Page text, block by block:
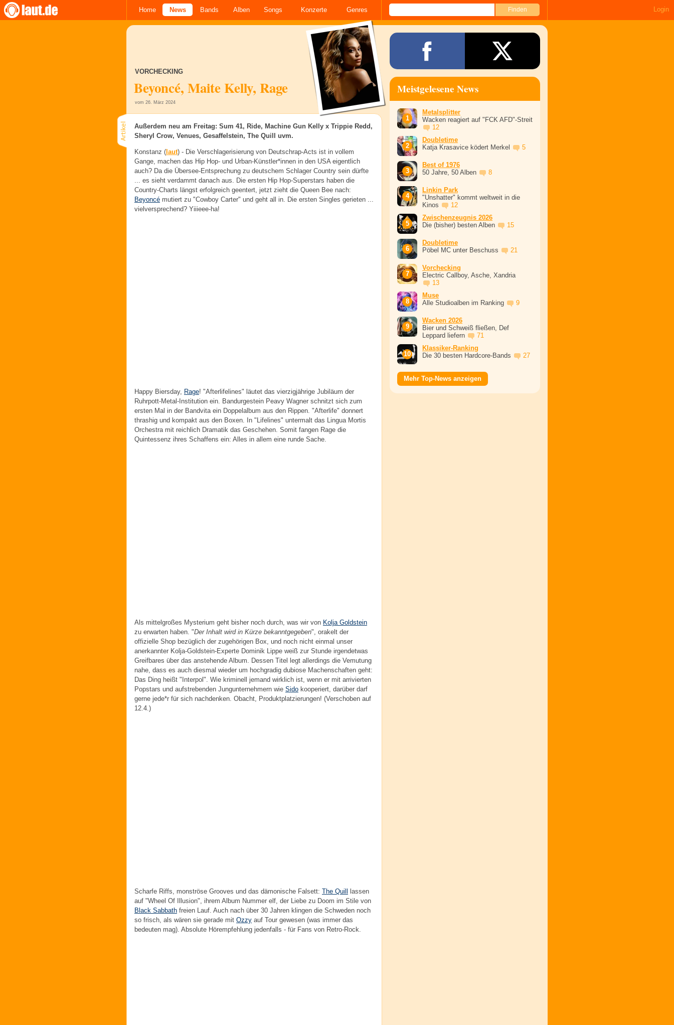
Home News Bands Alben Songs Konzerte Genres Login
VORCHECKING
Beyoncé, Maite Kelly, Rage
vom 26. März 2024
Außerdem neu am Freitag: Sum 41, Ride, Machine Gun Kelly x Trippie Redd,
Sheryl Crow, Venues, Gesaffelstein, The Quill uvm.
Konstanz ( laut) - Die Verschlagerisierung von Deutschrap-Acts ist in vollem
Gange, machen das Hip Hop- und Urban-Künstler*innen in den USA eigentlich
auch? Da die Übersee-Entsprechung zu deutschem Schlager Country sein dürfte
... es sieht verdammt danach aus. Die ersten Hip Hop-Superstars haben die
Country-Charts längst erfolgreich geentert, jetzt zieht die Queen Bee nach:
Beyoncé mutiert zu "Cowboy Carter" und geht all in. Die ersten Singles gerieten ...
vielversprechend? Yiiieee-ha!
Happy Biersday, Rage! "Afterlifelines" läutet das vierzigjährige Jubiläum der
Ruhrpott-Metal-Institution ein. Bandurgestein Peavy Wagner schnitzt sich zum
ersten Mal in der Bandvita ein Doppelalbum aus den Rippen. "Afterlife" donnert
thrashig und kompakt aus den Boxen. In "Lifelines" untermalt das Lingua Mortis
Orchestra mit reichlich Dramatik das Geschehen. Somit fangen Rage die
Quintessenz ihres Schaffens ein: Alles in allem eine runde Sache.
Als mittelgroßes Mysterium geht bisher noch durch, was wir von Kolja Goldstein
zu erwarten haben. "Der Inhalt wird in Kürze bekanntgegeben", orakelt der
offizielle Shop bezüglich der zugehörigen Box, und noch nicht einmal unser
anerkannter Kolja-Goldstein-Experte Dominik Lippe weiß zur Stunde irgendetwas
Greifbares über das anstehende Album. Dessen Titel legt allerdings die Vemutung
nahe, dass es auch diesmal wieder um hochgradig dubiose Machenschaften geht:
Das Ding heißt "Interpol". Wie kriminell jemand wirklich ist, wenn er mit arrivierten
Popstars und aufstrebenden Jungunternehmern wie Sido kooperiert, darüber darf
gerne jede*r für sich nachdenken. Obacht, Produktplatzierungen! (Verschoben auf
12.4.)
Scharfe Riffs, monströse Grooves und das dämonische Falsett: The Quill lassen
auf "Wheel Of Illusion", ihrem Album Nummer elf, der Liebe zu Doom im Stile von
Black Sabbath freien Lauf. Auch nach über 30 Jahren klingen die Schweden noch
so frisch, als wären sie gerade mit Ozzy auf Tour gewesen (was immer das
bedeuten mag). Absolute Hörempfehlung jedenfalls - für Fans von Retro-Rock.
Meistgelesene News
Metalsplitter
Wacken reagiert auf "FCK AFD"-Streit
12
Doubletime
Katja Krasavice ködert Merkel
5
Best of 1976
50 Jahre, 50 Alben
8
Linkin Park
"Unshatter" kommt weltweit in die
Kinos
12
Zwischenzeugnis 2026
Die (bisher) besten Alben
15
Doubletime
Pöbel MC unter Beschuss
21
Vorchecking
Electric Callboy, Asche, Xandria
13
Muse
Alle Studioalben im Ranking
9
Wacken 2026
Bier und Schweiß fließen, Def
Leppard liefern
71
Klassiker-Ranking
Die 30 besten Hardcore-Bands
27
Mehr Top-News anzeigen